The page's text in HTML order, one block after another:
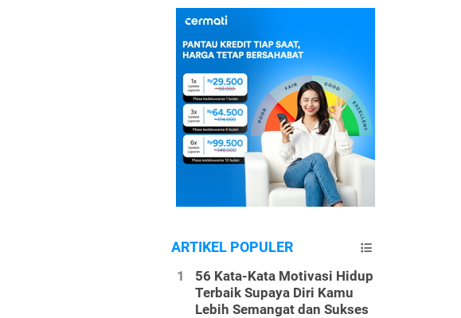
ARTIKEL POPULER
56 Kata-Kata Motivasi Hidup
Terbaik Supaya Diri Kamu
Lebih Semangat dan Sukses